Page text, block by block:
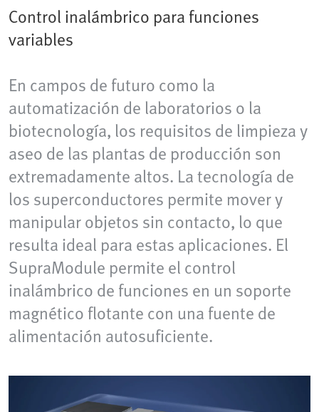
Control inalámbrico para funciones
variables
En campos de futuro como la
automatización de laboratorios o la
biotecnología, los requisitos de limpieza y
aseo de las plantas de producción son
extremadamente altos. La tecnología de
los superconductores permite mover y
manipular objetos sin contacto, lo que
resulta ideal para estas aplicaciones. El
SupraModule permite el control
inalámbrico de funciones en un soporte
magnético flotante con una fuente de
alimentación autosuficiente.